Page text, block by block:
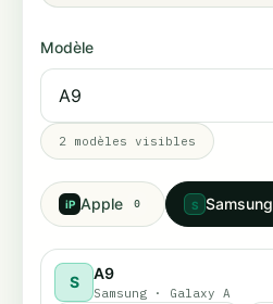
Modèle
2 modèles visibles
iP Apple 0 S Samsung
S A9
Samsung · Galaxy A